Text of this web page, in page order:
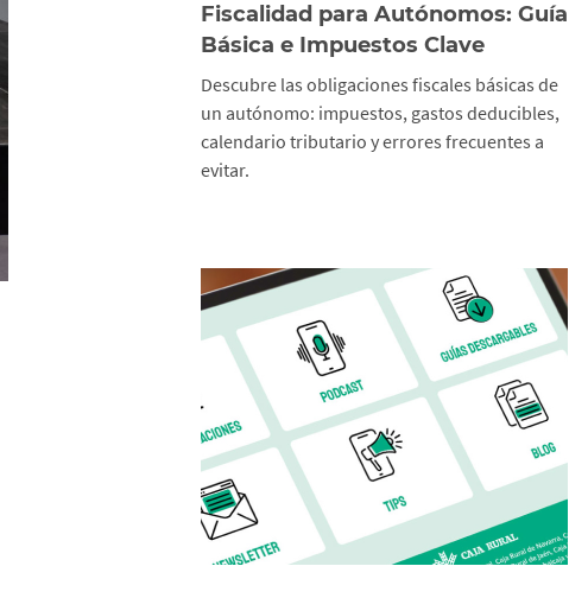
Fiscalidad para Autónomos: Guía
Básica e Impuestos Clave
Descubre las obligaciones fiscales básicas de
un autónomo: impuestos, gastos deducibles,
calendario tributario y errores frecuentes a
evitar.